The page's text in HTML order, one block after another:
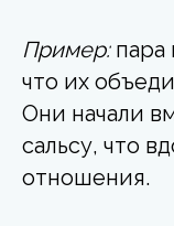
Пример: пара
что их
Они начали
сальсу, что
отношения.